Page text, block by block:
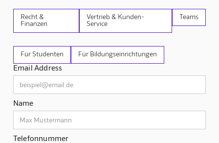
Recht &
Finanzen
Vertrieb & Kunden-
Service
Teams
Für Studenten Für Bildungseinrichtungen
Email Address
Name
Telefonnummer